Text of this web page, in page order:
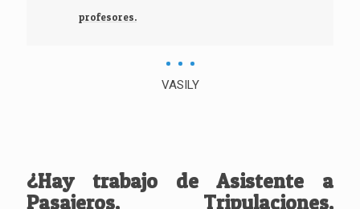
profesores.
VASILY
¿Hay trabajo de Asistente a
Pasajeros, Tripulaciones,